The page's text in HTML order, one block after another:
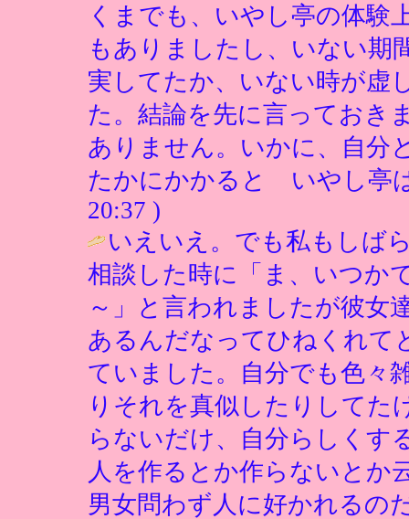
くまでも、いやし亭の体験
もありましたし、いない期
実してたか、いない時が虚
た。結論を先に言っておき
ありません。いかに、自分
たかにかかると いやし亭
20:37 )
いえいえ。でも私もしば
相談した時に「ま、いつか
～」と言われましたが彼女
あるんだなってひねくれて
ていました。自分でも色々
りそれを真似したりしてた
らないだけ、自分らしくす
人を作るとか作らないとか
男女問わず人に好かれるの